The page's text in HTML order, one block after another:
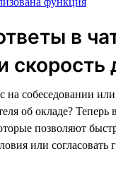
в
скорость
на собеседовании
об окладе? Теперь
позволяют
или согласовать